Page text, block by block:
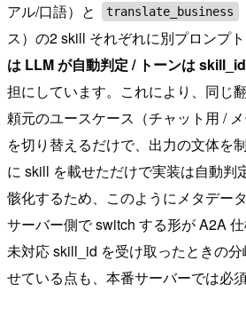
アル/口語）と
translate_business
ス）の2 skill それぞれに別プロンプト
は LLM が自動判定 / トーンは
担にしています。これにより、同じ
頼元のユースケース（チャット用 /
を切り替えるだけで、出力の文体を
に skill を載せただけで実装は自動判
骸化するため、このようにメタデー
サーバー側で switch する形が A2A 仕
未対応 skill_id を受け取ったときの分
せている点も、本番サーバーでは必須